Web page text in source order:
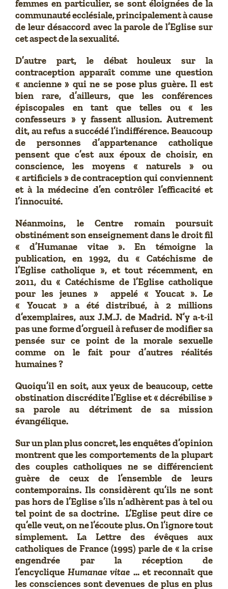
femmes en particulier, se sont éloignées de la
communauté ecclésiale, principalement à cause
de leur désaccord avec la parole de l’Eglise sur
cet aspect de la sexualité.
D’autre part, le débat houleux sur la
contraception apparaît comme une question
« ancienne » qui ne se pose plus guère. Il est
bien rare, d’ailleurs, que les conférences
épiscopales en tant que telles ou « les
confesseurs » y fassent allusion. Autrement
dit, au refus a succédé l’indifférence. Beaucoup
de personnes d’appartenance catholique
pensent que c’est aux époux de choisir, en
conscience, les moyens « naturels » ou
« artificiels » de contraception qui conviennent
et à la médecine d’en contrôler l’efficacité et
l’innocuité.
Néanmoins, le Centre romain poursuit
obstinément son enseignement dans le droit fil
« d’Humanae vitae ». En témoigne la
publication, en 1992, du « Catéchisme de
l’Eglise catholique », et tout récemment, en
2011, du « Catéchisme de l’Eglise catholique
pour les jeunes » appelé « Youcat ». Le
« Youcat » a été distribué, à 2 millions
d’exemplaires, aux J.M.J. de Madrid. N’y a-t-il
pas une forme d’orgueil à refuser de modifier sa
pensée sur ce point de la morale sexuelle
comme on le fait pour d’autres réalités
humaines ?
Quoiqu’il en soit, aux yeux de beaucoup, cette
obstination discrédite l’Eglise et « décrébilise »
sa parole au détriment de sa mission
évangélique.
Sur un plan plus concret, les enquêtes d’opinion
montrent que les comportements de la plupart
des couples catholiques ne se différencient
guère de ceux de l’ensemble de leurs
contemporains. Ils considèrent qu’ils ne sont
pas hors de l’Eglise s’ils n’adhèrent pas à tel ou
tel point de sa doctrine. L’Eglise peut dire ce
qu’elle veut, on ne l’écoute plus. On l’ignore tout
simplement. La Lettre des évêques aux
catholiques de France (1995) parle de « la crise
engendrée par la réception de
l’encycliqueHumanae vitae … et reconnaît que
les consciences sont devenues de plus en plus